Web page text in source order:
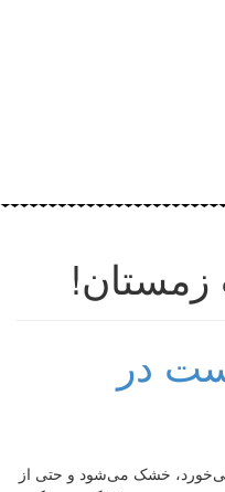
در
خشک می‌شود و حتی از